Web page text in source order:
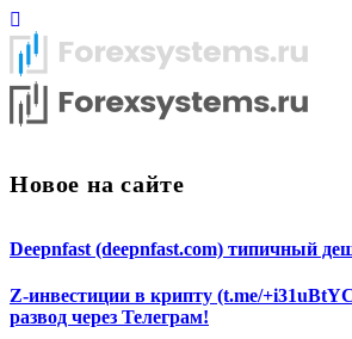
Новое на сайте
Deepnfast (deepnfast.com) типичный
Z-инвестиции в крипту (t.me/
развод через Телеграм!